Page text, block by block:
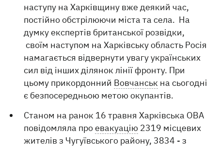
наступу на Харківщину вже деякий час,
постійно обстрілюючи міста та села. На
думку експертів британської розвідки,
своїм наступом на Харківську область Росія
намагається відвернути увагу українських
сил від інших ділянок лінії фронту. При
цьому прикордонний Вовчанськ на сьогодні
є безпосередньою метою окупантів.
Станом на ранок 16 травня Харківська ОВА
повідомляла проевакуацію 2319 місцевих
жителів з Чугуївського району, 3834 - з